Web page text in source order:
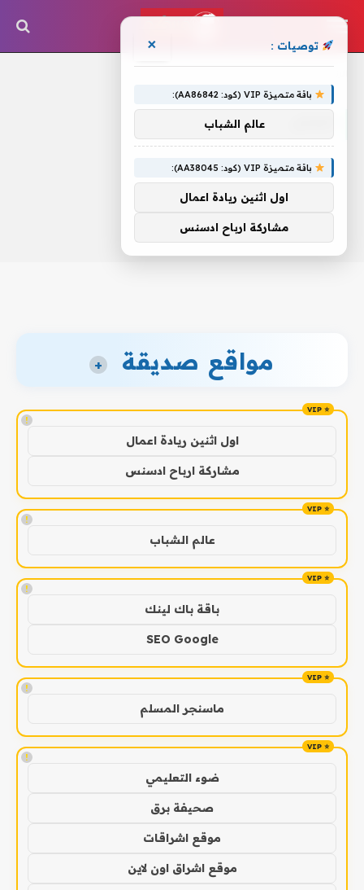
مواقع صديقة +
!
اول اثنين ريادة اعمال
مشاركة ارباح ادسنس
!
عالم الشباب
!
باقة باك لينك
SEO Google
!
ماسنجر المسلم
!
ضوء التعليمي
صحيفة برق
موقع اشراقات
موقع اشراق اون لاين
توصيات : ×
باقة متميزة VIP (كود: AA86842):
عالم الشباب
باقة متميزة VIP (كود: AA38045):
اول اثنين ريادة اعمال
مشاركة ارباح ادسنس